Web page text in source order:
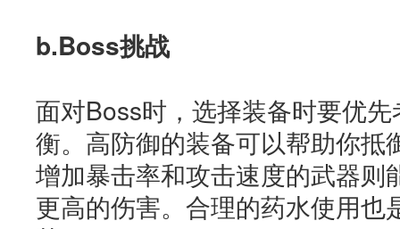
b.Boss挑战
面对Boss时，选择装备时要优
衡。高防御的装备可以帮助你抵
增加暴击率和攻击速度的武器则
更高的伤害。合理的药水使用也